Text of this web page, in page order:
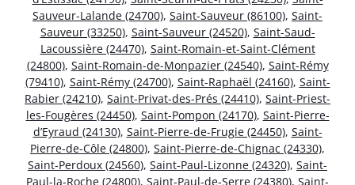
Sauveur-Lalande (24700), Saint-Sauveur (86100), Saint-
Sauveur (33250), Saint-Sauveur (24520), Saint-Saud-
Lacoussière (24470), Saint-Romain-et-Saint-Clément
(24800), Saint-Romain-de-Monpazier (24540), Saint-Rémy
(79410), Saint-Rémy (24700), Saint-Raphaël (24160), Saint-
Rabier (24210), Saint-Privat-des-Prés (24410), Saint-Priest-
les-Fougères (24450), Saint-Pompon (24170), Saint-Pierre-
d’Eyraud (24130), Saint-Pierre-de-Frugie (24450), Saint-
Pierre-de-Côle (24800), Saint-Pierre-de-Chignac (24330),
Saint-Perdoux (24560), Saint-Paul-Lizonne (24320), Saint-
Paul-la-Roche (24800), Saint-Paul-de-Serre (24380), Saint-